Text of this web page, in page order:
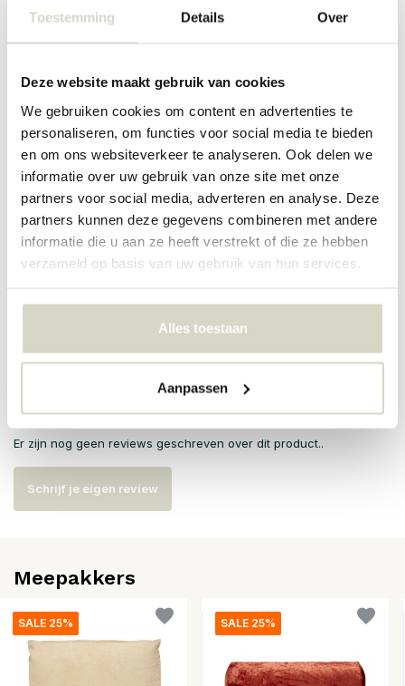
Toestemming Details Over
Deze website maakt gebruik van cookies
We gebruiken cookies om content en advertenties te
personaliseren, om functies voor social media te bieden
en om ons websiteverkeer te analyseren. Ook delen we
informatie over uw gebruik van onze site met onze
partners voor social media, adverteren en analyse. Deze
partners kunnen deze gegevens combineren met andere
informatie die u aan ze heeft verstrekt of die ze hebben
verzameld op basis van uw gebruik van hun services.
Alles toestaan
Aanpassen
Maat:
LENGTH:
58.00 CM
Materiaal: polyviscose
Kleur: donkergroen
Overige: wasmachine was 30 graden
PRODUCTSPECIFICATIES
Artikelnummer 9240
5708309159553
Er zijn nog geen reviews geschreven over dit product..
Schrijf je eigen review
Meepakkers
SALE 25% SALE 25%